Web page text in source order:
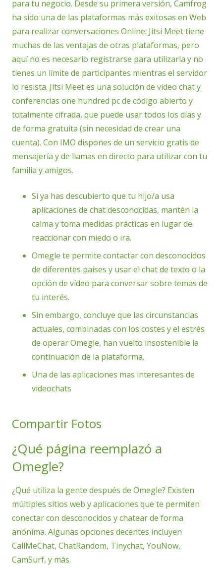
para tu negocio. Desde su primera versión, Camfrog
ha sido una de las plataformas más exitosas en Web
para realizar conversaciones Online. Jitsi Meet tiene
muchas de las ventajas de otras plataformas, pero
aquí no es necesario registrarse para utilizarla y no
tienes un límite de participantes mientras el servidor
lo resista. Jitsi Meet es una solución de video chat y
conferencias one hundred pc de código abierto y
totalmente cifrada, que puede usar todos los días y
de forma gratuita (sin necesidad de crear una
cuenta). Con IMO dispones de un servicio gratis de
mensajería y de llamas en directo para utilizar con tu
familia y amigos.
Si ya has descubierto que tu hijo/a usa
aplicaciones de chat desconocidas, mantén la
calma y toma medidas prácticas en lugar de
reaccionar con miedo o ira.
Omegle te permite contactar con desconocidos
de diferentes países y usar el chat de texto o la
opción de vídeo para conversar sobre temas de
tu interés.
Sin embargo, concluye que las circunstancias
actuales, combinadas con los costes y el estrés
de operar Omegle, han vuelto insostenible la
continuación de la plataforma.
Una de las aplicaciones mas interesantes de
videochats
Compartir Fotos
¿Qué página reemplazó a
Omegle?
¿Qué utiliza la gente después de Omegle? Existen
múltiples sitios web y aplicaciones que te permiten
conectar con desconocidos y chatear de forma
anónima. Algunas opciones decentes incluyen
CallMeChat, ChatRandom, Tinychat, YouNow,
CamSurf, y más.